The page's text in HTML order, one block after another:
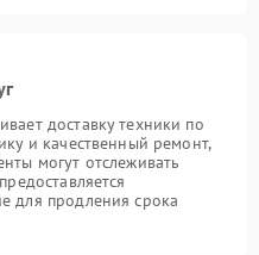
доставку техники по
и качественный ремонт,
могут отслеживать
для продления срока